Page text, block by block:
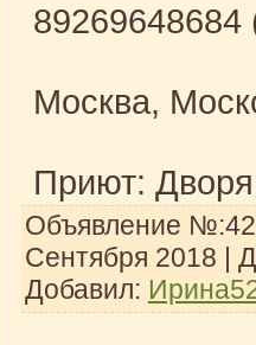
Москва,
Приют:
Объявление
Сентября 2018 |
Добавил: